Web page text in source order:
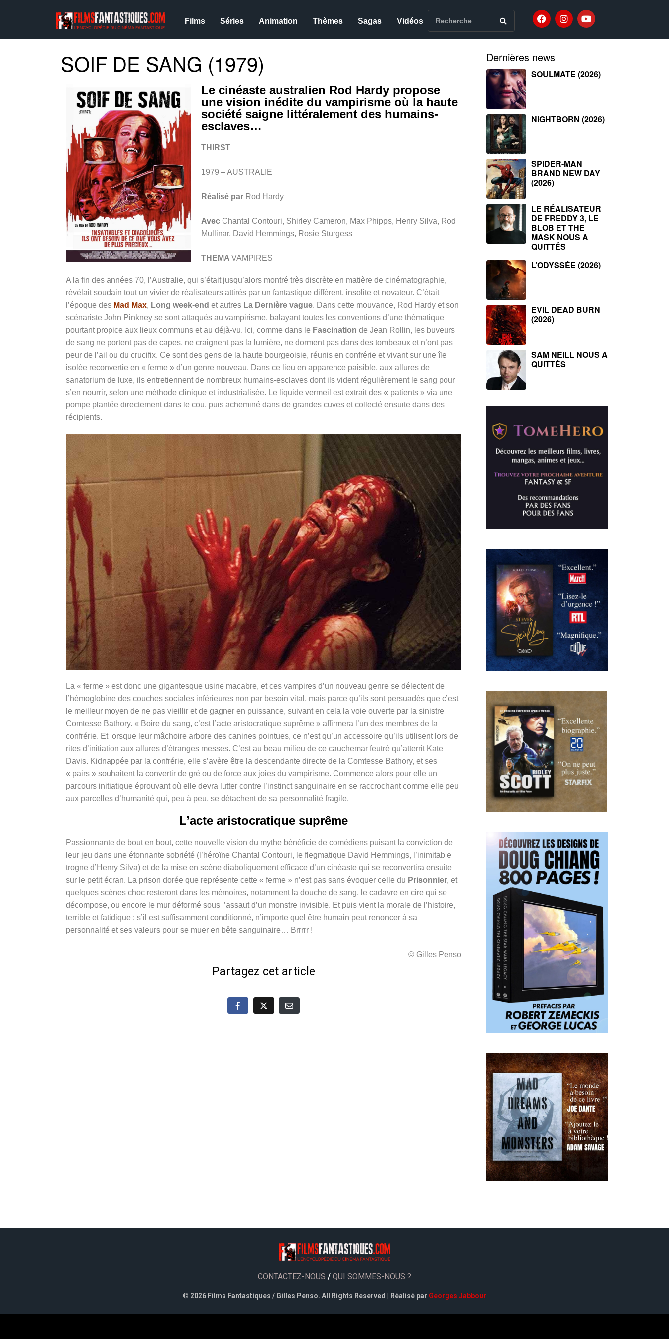
Films Séries Animation Thèmes Sagas Vidéos
SOIF DE SANG (1979)
Le cinéaste australien Rod Hardy propose
une vision inédite du vampirisme où la haute
société saigne littéralement des humains-
esclaves…
THIRST
1979 – AUSTRALIE
Réalisé par Rod Hardy
Avec Chantal Contouri, Shirley Cameron, Max Phipps, Henry Silva, Rod
Mullinar, David Hemmings, Rosie Sturgess
THEMA VAMPIRES
A la fin des années 70, l’Australie, qui s’était jusqu’alors montré très discrète en matière de cinématographie,
révélait soudain tout un vivier de réalisateurs attirés par un fantastique différent, insolite et novateur. C’était
l’époque des Mad Max, Long week-end et autres La Dernière vague. Dans cette mouvance, Rod Hardy et son
scénariste John Pinkney se sont attaqués au vampirisme, balayant toutes les conventions d’une thématique
pourtant propice aux lieux communs et au déjà-vu. Ici, comme dans le Fascination de Jean Rollin, les buveurs
de sang ne portent pas de capes, ne craignent pas la lumière, ne dorment pas dans des tombeaux et n’ont pas
peur de l’ail ou du crucifix. Ce sont des gens de la haute bourgeoisie, réunis en confrérie et vivant sur une île
isolée reconvertie en « ferme » d’un genre nouveau. Dans ce lieu en apparence paisible, aux allures de
sanatorium de luxe, ils entretiennent de nombreux humains-esclaves dont ils vident régulièrement le sang pour
s’en nourrir, selon une méthode clinique et industrialisée. Le liquide vermeil est extrait des « patients » via une
pompe plantée directement dans le cou, puis acheminé dans de grandes cuves et collecté ensuite dans des
récipients.
La « ferme » est donc une gigantesque usine macabre, et ces vampires d’un nouveau genre se délectent de
l’hémoglobine des couches sociales inférieures non par besoin vital, mais parce qu’ils sont persuadés que c’est
le meilleur moyen de ne pas vieillir et de gagner en puissance, suivant en cela la voie ouverte par la sinistre
Comtesse Bathory. « Boire du sang, c’est l’acte aristocratique suprême » affirmera l’un des membres de la
confrérie. Et lorsque leur mâchoire arbore des canines pointues, ce n’est qu’un accessoire qu’ils utilisent lors de
rites d’initiation aux allures d’étranges messes. C’est au beau milieu de ce cauchemar feutré qu’atterrit Kate
Davis. Kidnappée par la confrérie, elle s’avère être la descendante directe de la Comtesse Bathory, et ses
« pairs » souhaitent la convertir de gré ou de force aux joies du vampirisme. Commence alors pour elle un
parcours initiatique éprouvant où elle devra lutter contre l’instinct sanguinaire en se raccrochant comme elle peu
aux parcelles d’humanité qui, peu à peu, se détachent de sa personnalité fragile.
L’acte aristocratique suprême
Passionnante de bout en bout, cette nouvelle vision du mythe bénéficie de comédiens puisant la conviction de
leur jeu dans une étonnante sobriété (l’héroïne Chantal Contouri, le flegmatique David Hemmings, l’inimitable
trogne d’Henry Silva) et de la mise en scène diaboliquement efficace d’un cinéaste qui se reconvertira ensuite
sur le petit écran. La prison dorée que représente cette « ferme » n’est pas sans évoquer celle du Prisonnier, et
quelques scènes choc resteront dans les mémoires, notamment la douche de sang, le cadavre en cire qui se
décompose, ou encore le mur déformé sous l’assaut d’un monstre invisible. Et puis vient la morale de l’histoire,
terrible et fatidique : s’il est suffisamment conditionné, n’importe quel être humain peut renoncer à sa
personnalité et ses valeurs pour se muer en bête sanguinaire… Brrrrr !
© Gilles Penso
Partagez cet article
Dernières news
SOULMATE (2026)
NIGHTBORN (2026)
SPIDER-MAN
BRAND NEW DAY
(2026)
LE RÉALISATEUR
DE FREDDY 3, LE
BLOB ET THE
MASK NOUS A
QUITTÉS
L’ODYSSÉE (2026)
EVIL DEAD BURN
(2026)
SAM NEILL NOUS A
QUITTÉS
CONTACTEZ-NOUS / QUI SOMMES-NOUS ?
© 2026 Films Fantastiques / Gilles Penso. All Rights Reserved | Réalisé par Georges Jabbour